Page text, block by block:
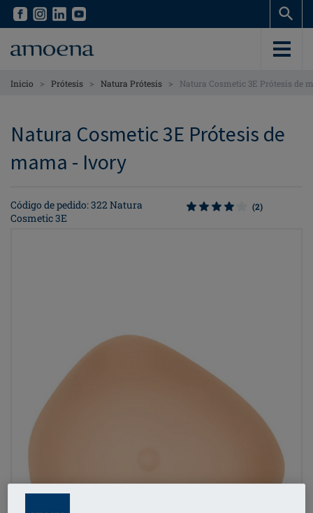
Skip
content
Skip
content
Inicio > Prótesis > Natura Prótesis > Natura Cosmetic 3E Prótesis de
Natura Cosmetic 3E Prótesis de
mama - Ivory
Código de pedido: 322 Natura
Cosmetic 3E
(2)